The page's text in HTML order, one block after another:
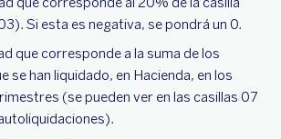
Si esta es negativa, se pondrá un 0.
que corresponde a la suma de los
se han liquidado, en Hacienda, en los
(se pueden ver en las casillas 07